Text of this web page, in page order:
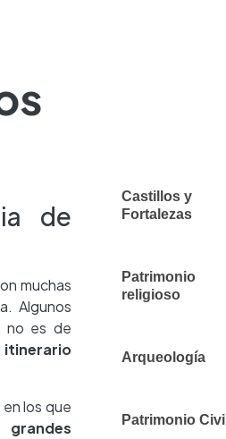
de
muchas
Algunos
no es de
itinerario
los que
grandes
Castillos y
Fortalezas
Patrimonio
religioso
Arqueología
Patrimonio Civil